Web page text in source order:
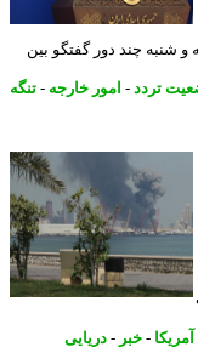
چند دور گفتگو بین
- امور خارجه-تنگه
- خبر-دریایی